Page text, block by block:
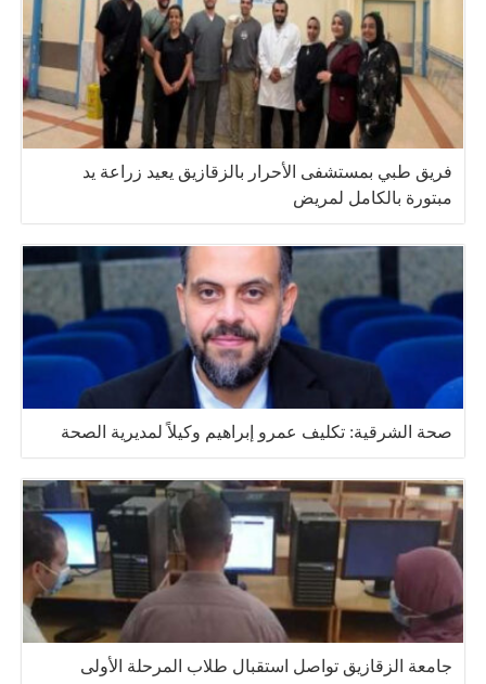
فريق طبي بمستشفى الأحرار بالزقازيق يعيد زراعة يد
مبتورة بالكامل لمريض
صحة الشرقية: تكليف عمرو إبراهيم وكيلاً لمديرية الصحة
جامعة الزقازيق تواصل استقبال طلاب المرحلة الأولى